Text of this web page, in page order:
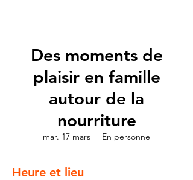
Des moments de
plaisir en famille
autour de la
nourriture
mar. 17 mars
  |
En personne
Heure et lieu